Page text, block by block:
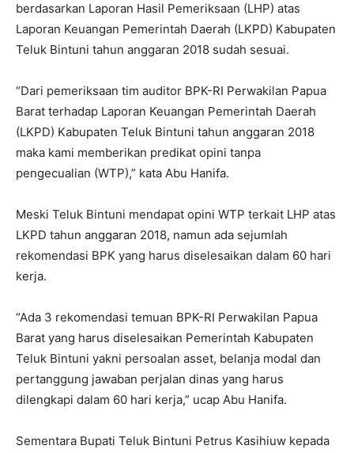
berdasarkan Laporan Hasil Pemeriksaan (LHP) atas
Laporan Keuangan Pemerintah Daerah (LKPD) Kabupaten
Teluk Bintuni tahun anggaran 2018 sudah sesuai.
“Dari pemeriksaan tim auditor BPK-RI Perwakilan Papua
Barat terhadap Laporan Keuangan Pemerintah Daerah
(LKPD) Kabupaten Teluk Bintuni tahun anggaran 2018
maka kami memberikan predikat opini tanpa
pengecualian (WTP),” kata Abu Hanifa.
Meski Teluk Bintuni mendapat opini WTP terkait LHP atas
LKPD tahun anggaran 2018, namun ada sejumlah
rekomendasi BPK yang harus diselesaikan dalam 60 hari
kerja.
“Ada 3 rekomendasi temuan BPK-RI Perwakilan Papua
Barat yang harus diselesaikan Pemerintah Kabupaten
Teluk Bintuni yakni persoalan asset, belanja modal dan
pertanggung jawaban perjalan dinas yang harus
dilengkapi dalam 60 hari kerja,” ucap Abu Hanifa.
Sementara Bupati Teluk Bintuni Petrus Kasihiuw kepada